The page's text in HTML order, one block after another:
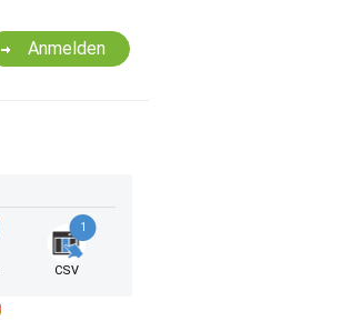
Anmelden
1
CSV